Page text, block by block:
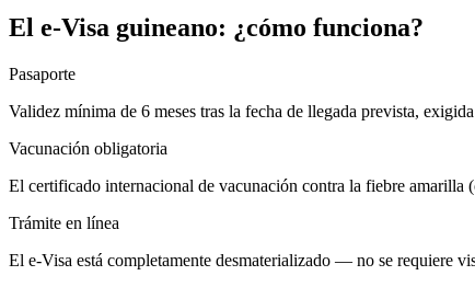
El e-Visa guineano: ¿cómo funciona?
Pasaporte
Validez mínima de 6 meses tras la fecha de llegada prevista,
Vacunación obligatoria
El certificado internacional de vacunación contra la fiebre amarilla
Trámite en línea
El e-Visa está completamente desmaterializado — no se requiere